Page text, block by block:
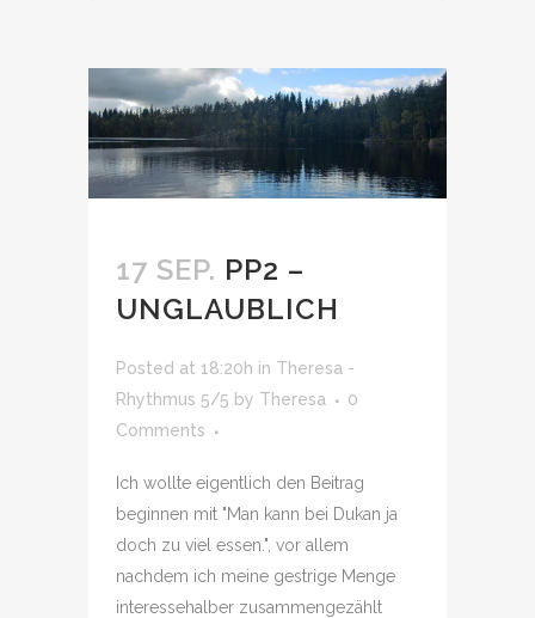
17 SEP. PP2 –
UNGLAUBLICH
Posted at 18:20h in Theresa -
Rhythmus 5/5 by Theresa
0
Comments
Ich wollte eigentlich den Beitrag
beginnen mit "Man kann bei Dukan ja
doch zu viel essen.", vor allem
nachdem ich meine gestrige Menge
interessehalber zusammengezählt